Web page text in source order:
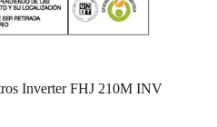
Inverter FHJ 210M INV